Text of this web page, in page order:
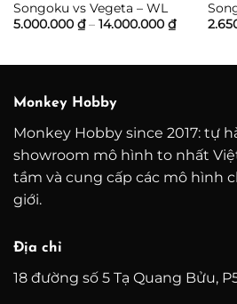
Songoku vs Vegeta – WL
5.000.000 ₫ – 14.000.000 ₫Khoảng
giá:
đến
Monkey Hobby
Monkey Hobby since 2017: tự
showroom mô hình to nhất
tầm và cung cấp các mô hình
giới.
Địa chỉ
18 đường số 5 Tạ Quang Bửu,